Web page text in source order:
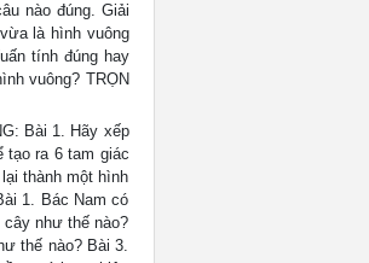
nào đúng. Giải
là hình vuông
tính đúng hay
vuông? TRỌN
Bài 1. Hãy xếp
tạo ra 6 tam giác
thành một hình
1. Bác Nam có
cây như thế nào?
thế nào? Bài 3.